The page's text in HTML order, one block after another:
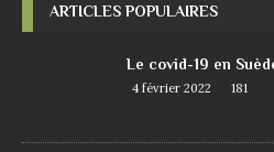
ARTICLES POPULAIRES
Le covid-19 en
4 février 2022 181